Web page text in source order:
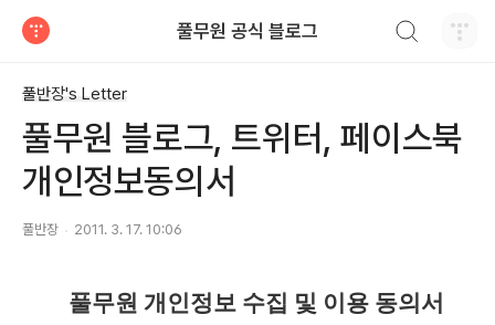
풀무원 공식 블로그
풀반장's Letter
풀무원 블로그, 트위터, 페이스북
개인정보동의서
풀반장 2011. 3. 17. 10:06
풀무원 개인정보 수집 및 이용 동의서